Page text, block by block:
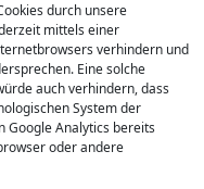
durch unsere
mittels einer
verhindern und
Eine solche
auch verhindern, dass
System der
Google Analytics bereits
oder andere